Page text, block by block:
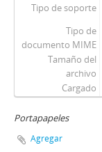
Tipo de soporte
Tipo de
documento MIME
Tamaño del
archivo
Cargado
Portapapeles
Agregar